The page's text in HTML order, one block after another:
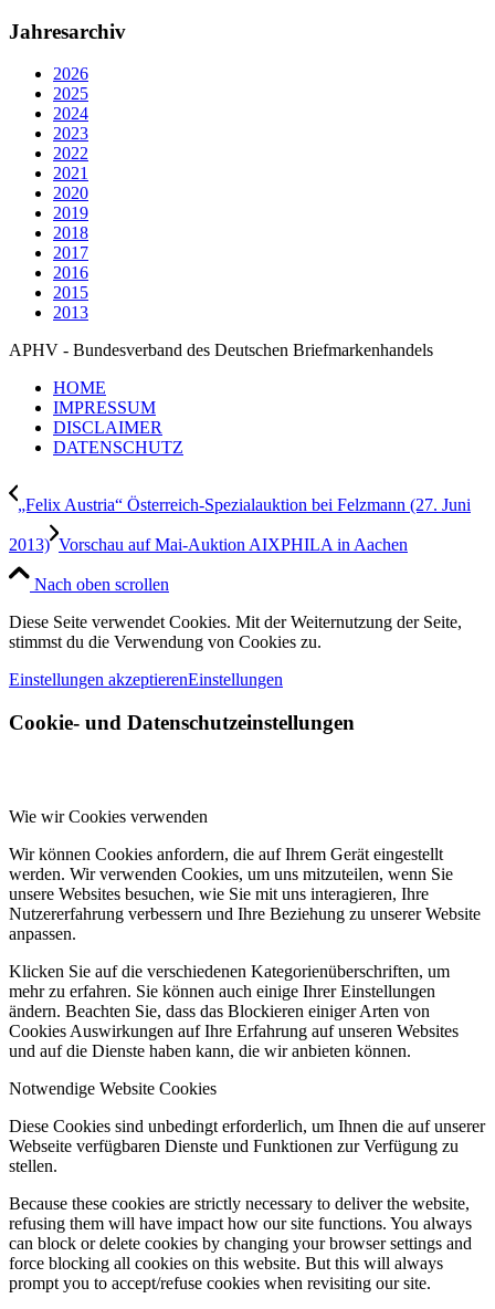
Jahresarchiv
2026
2025
2024
2023
2022
2021
2020
2019
2018
2017
2016
2015
2013
APHV - Bundesverband des Deutschen Briefmarkenhandels
HOME
IMPRESSUM
DISCLAIMER
DATENSCHUTZ
„Felix Austria“ Österreich-Spezialauktion bei Felzmann (27. Juni
2013) Vorschau auf Mai-Auktion AIXPHILA in Aachen
Nach oben scrollen
Diese Seite verwendet Cookies. Mit der Weiternutzung der Seite,
stimmst du die Verwendung von Cookies zu.
Einstellungen akzeptierenEinstellungen
Cookie- und Datenschutzeinstellungen
Wie wir Cookies verwenden
Wir können Cookies anfordern, die auf Ihrem Gerät eingestellt
werden. Wir verwenden Cookies, um uns mitzuteilen, wenn Sie
unsere Websites besuchen, wie Sie mit uns interagieren, Ihre
Nutzererfahrung verbessern und Ihre Beziehung zu unserer Website
anpassen.
Klicken Sie auf die verschiedenen Kategorienüberschriften, um
mehr zu erfahren. Sie können auch einige Ihrer Einstellungen
ändern. Beachten Sie, dass das Blockieren einiger Arten von
Cookies Auswirkungen auf Ihre Erfahrung auf unseren Websites
und auf die Dienste haben kann, die wir anbieten können.
Notwendige Website Cookies
Diese Cookies sind unbedingt erforderlich, um Ihnen die auf unserer
Webseite verfügbaren Dienste und Funktionen zur Verfügung zu
stellen.
Because these cookies are strictly necessary to deliver the website,
refusing them will have impact how our site functions. You always
can block or delete cookies by changing your browser settings and
force blocking all cookies on this website. But this will always
prompt you to accept/refuse cookies when revisiting our site.